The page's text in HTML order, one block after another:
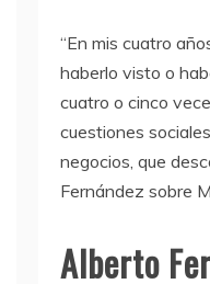
“En mis cuatro
haberlo visto o
cuatro o cinco
cuestiones
negocios, que
Fernández sobre
Alberto